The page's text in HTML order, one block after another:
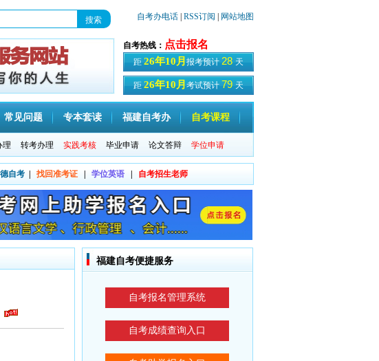
自考办电话 RSS订阅 网站地图
自考热线： 点击报名
距 26年10月 报考预计 28 天
距 26年10月 考试预计 79 天
常见问题 专本套读 福建自考办 自考课程
理 转考办理 实践考核 毕业申请 论文答辩 学位申请
自考 找回准考证 学位英语 自考招生老师
福建自考便捷服务